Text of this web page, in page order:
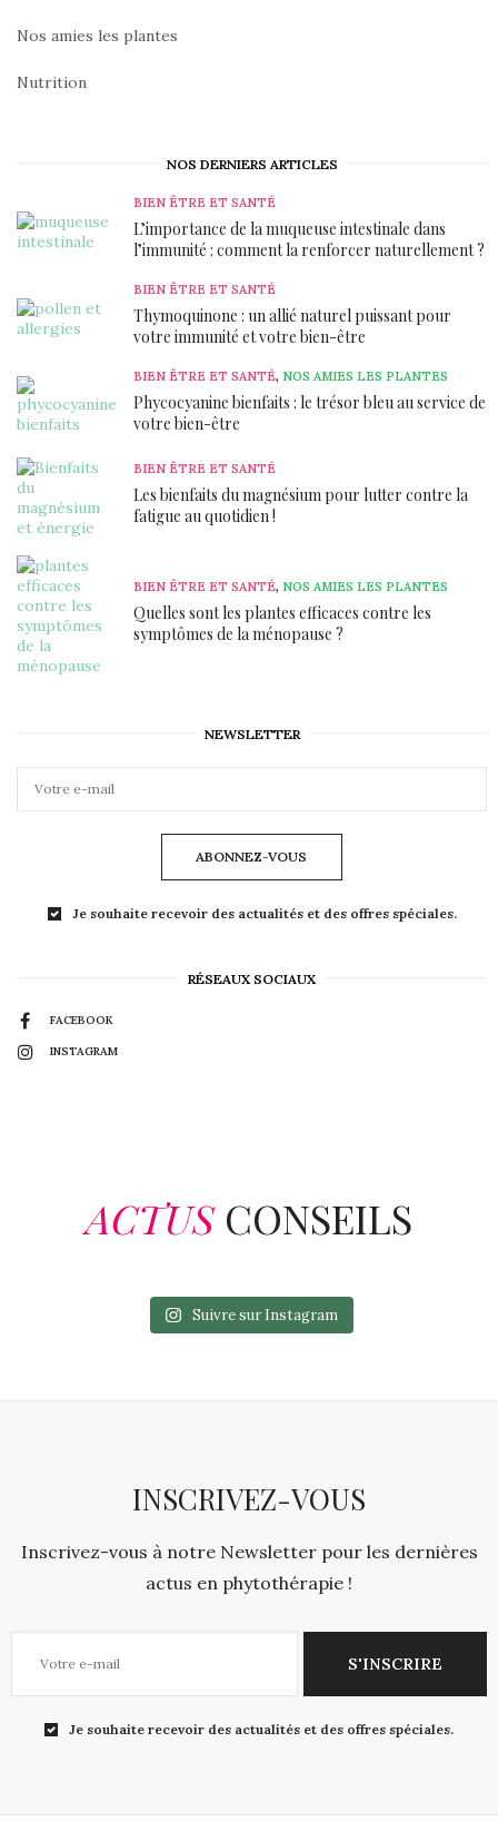
Nos amies les plantes
Nutrition
NOS DERNIERS ARTICLES
BIEN ÊTRE ET SANTÉ
L’importance de la muqueuse intestinale dans
l’immunité : comment la renforcer naturellement ?
BIEN ÊTRE ET SANTÉ
Thymoquinone : un allié naturel puissant pour
votre immunité et votre bien-être
BIEN ÊTRE ET SANTÉ, NOS AMIES LES PLANTES
Phycocyanine bienfaits : le trésor bleu au service de
votre bien-être
BIEN ÊTRE ET SANTÉ
Les bienfaits du magnésium pour lutter contre la
fatigue au quotidien !
BIEN ÊTRE ET SANTÉ, NOS AMIES LES PLANTES
Quelles sont les plantes efficaces contre les
symptômes de la ménopause ?
NEWSLETTER
ABONNEZ-VOUS
Je souhaite recevoir des actualités et des offres spéciales.
RÉSEAUX SOCIAUX
FACEBOOK
INSTAGRAM
ACTUS CONSEILS
Suivre sur Instagram
INSCRIVEZ-VOUS
Inscrivez-vous à notre Newsletter pour les dernières
actus en phytothérapie !
S'INSCRIRE
Je souhaite recevoir des actualités et des offres spéciales.